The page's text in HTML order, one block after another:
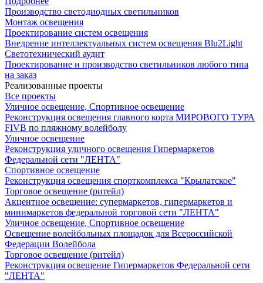
Производство светодиодных светильников
Монтаж освещения
Проектирование систем освещения
Внедрение интеллектуальных систем освещения Blu2Light
Светотехнический аудит
Проектирование и производство светильников любого типа
на заказ
Реализованные проекты
Все проекты
Уличное освещение, Спортивное освещение
Реконструкция освещения главного корта МИРОВОГО ТУРА
FIVB по пляжному волейболу
Уличное освещение
Реконструкция уличного освещения Гипермаркетов
Федеральной сети "ЛЕНТА"
Спортивное освещение
Реконструкция освещения спорткомплекса "Крылатское"
Торговое освещение (ритейл)
Акцентное освещение: супермаркетов, гипермаркетов и
минимаркетов федеральной торговой сети "ЛЕНТА"
Уличное освещение, Спортивное освещение
Освещение волейбольных площадок для Всероссийской
Федерации Волейбола
Торговое освещение (ритейл)
Реконструкция освещение Гипермаркетов Федеральной сети
"ЛЕНТА"